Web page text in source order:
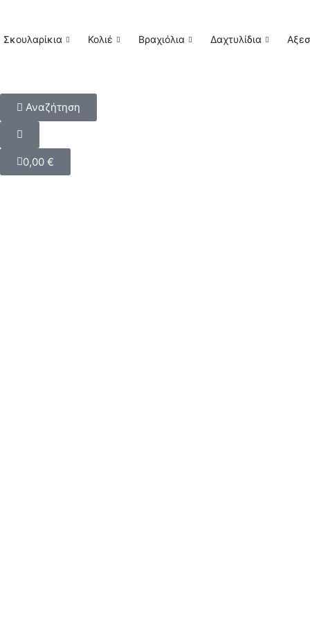
Σκουλαρίκια Κολιέ Βραχιόλια Δαχτυλίδια
Αναζήτηση
0,00 €